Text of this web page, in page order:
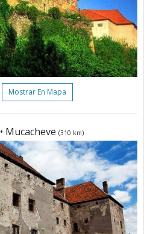
Mostrar En Mapa
• Mucacheve (310 km)